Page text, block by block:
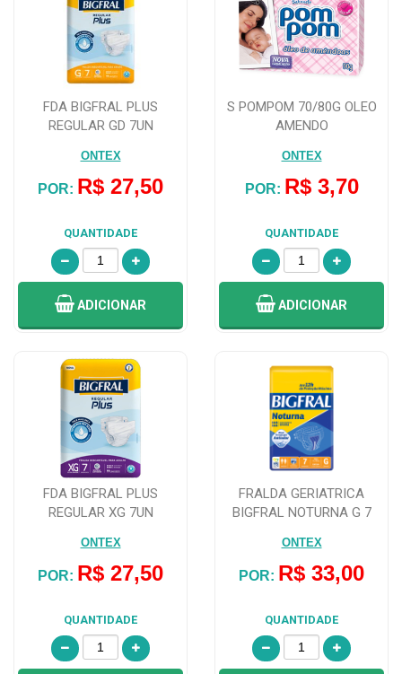
FDA BIGFRAL PLUS
REGULAR GD 7UN
ONTEX
POR: R$ 27,50
QUANTIDADE
ADICIONAR
S POMPOM 70/80G OLEO
AMENDO
ONTEX
POR: R$ 3,70
QUANTIDADE
ADICIONAR
FDA BIGFRAL PLUS
REGULAR XG 7UN
ONTEX
POR: R$ 27,50
QUANTIDADE
FRALDA GERIATRICA
BIGFRAL NOTURNA G 7
ONTEX
POR: R$ 33,00
QUANTIDADE